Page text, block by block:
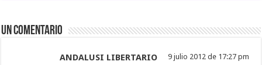
Un comentario
ANDALUSI LIBERTARIO 9 julio 2012 de 17:27 pm